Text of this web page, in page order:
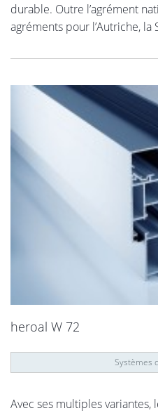
durable. Outre l’agrément
agréments pour l’Autriche, la
heroal W 72
Systèmes
Avec ses multiples